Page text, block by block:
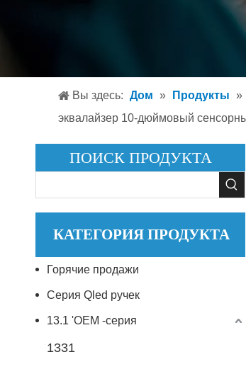
Вы здесь: Дом » Продукты »
эквалайзер 10-дюймовый
ПОИСК ПРОДУКТА
КАТЕГОРИЯ ПРОДУКТА
Горячие продажи
Серия Qled ручек
13.1 'OEM -серия
1331